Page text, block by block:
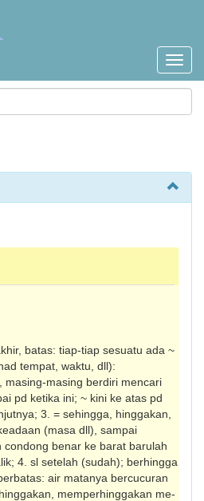
batas: tiap-tiap sesuatu ada ~
tempat, waktu, dll):
masing-masing berdiri mencari
pd ketika ini; ~ kini ke atas pd
3. = se­hingga, hinggakan,
(masa dll), sampai
condong benar ke barat barulah
4. sl setelah (sudah); berhingga
air matanya bercucuran
memperhinggakan me­­